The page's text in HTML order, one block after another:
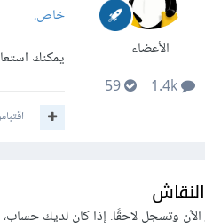
الأعضاء
خاص.
يمكنك
وتسجل لاحقًا. إذا كان لديك حساب،